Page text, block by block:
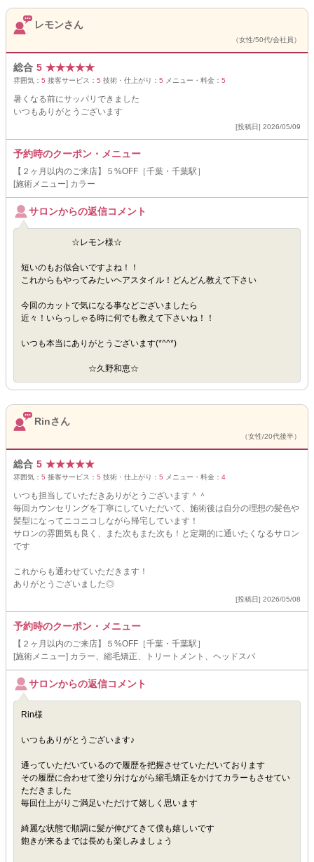
レモンさん
（女性/50代/会社員）
総合 5 ★★★★★
雰囲気： 5 接客サービス： 5 技術・仕上がり： 5 メニュー・料金： 5
暑くなる前にサッパリできました
いつもありがとうございます
[投稿日] 2026/05/09
予約時のクーポン・メニュー
【２ヶ月以内のご来店】５%OFF［千葉・千葉駅］
[施術メニュー] カラー
サロンからの返信コメント
☆レモン様☆
短いのもお似合いですよね！！
これからもやってみたいヘアスタイル！どんどん教えて下さい
今回のカットで気になる事などございましたら
近々！いらっしゃる時に何でも教えて下さいね！！
いつも本当にありがとうございます(*^^*)
☆久野和恵☆
Rinさん
（女性/20代後半）
総合 5 ★★★★★
雰囲気： 5 接客サービス： 5 技術・仕上がり： 5 メニュー・料金： 4
いつも担当していただきありがとうございます＾＾
毎回カウンセリングを丁寧にしていただいて、施術後は自分の理想の髪色や
髪型になってニコニコしながら帰宅しています！
サロンの雰囲気も良く、また次もまた次も！と定期的に通いたくなるサロン
です
これからも通わせていただきます！
ありがとうございました◎
[投稿日] 2026/05/08
予約時のクーポン・メニュー
【２ヶ月以内のご来店】５%OFF［千葉・千葉駅］
[施術メニュー] カラー、縮毛矯正、トリートメント、ヘッドスパ
サロンからの返信コメント
Rin様
いつもありがとうございます♪
通っていただいているので履歴を把握させていただいております
その履歴に合わせて塗り分けながら縮毛矯正をかけてカラーもさせてい
ただきました
毎回仕上がりご満足いただけて嬉しく思います
綺麗な状態で順調に髪が伸びてきて僕も嬉しいです
飽きが来るまでは長めも楽しみましょう